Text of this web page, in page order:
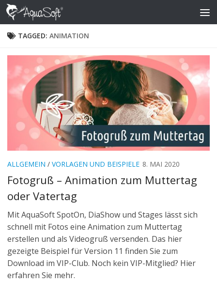
Skip to content
TAGGED: ANIMATION
ALLGEMEIN / VORLAGEN UND BEISPIELE 8. MAI 2020
Fotogruß – Animation zum Muttertag
oder Vatertag
Mit AquaSoft SpotOn, DiaShow und Stages lässt sich
schnell mit Fotos eine Animation zum Muttertag
erstellen und als Videogruß versenden. Das hier
gezeigte Beispiel für Version 11 finden Sie zum
Download im VIP-Club. Noch kein VIP-Mitglied? Hier
erfahren Sie mehr.